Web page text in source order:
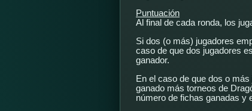
Puntuación
Al final de cada ronda, los
Si dos (o más) jugadores
caso de que dos jugadores
ganador.
En el caso de que dos o
ganado más torneos de
número de fichas ganadas y